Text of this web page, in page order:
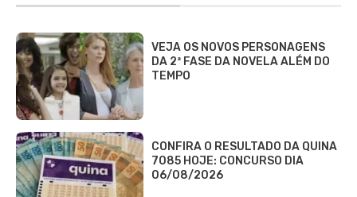
VEJA OS NOVOS PERSONAGENS
DA 2ª FASE DA NOVELA ALÉM DO
TEMPO
CONFIRA O RESULTADO DA QUINA
7085 HOJE: CONCURSO DIA
06/08/2026